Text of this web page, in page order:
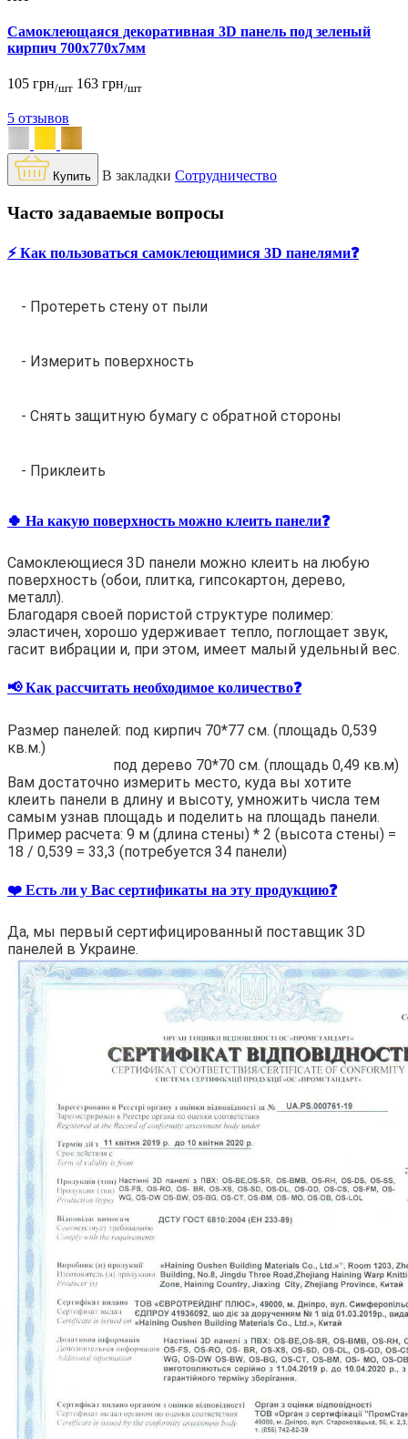
Самоклеющаяся декоративная 3D панель под зеленый
кирпич 700x770x7мм
105 грн/шт 163 грн/шт
5 отзывов
Купить В закладки Сотрудничество
Часто задаваемые вопросы
⚡️ Как пользоваться самоклеющимися 3D панелями❓
- Протереть стену от пыли
- Измерить поверхность
- Снять защитную бумагу с обратной стороны
- Приклеить
🍀 На какую поверхность можно клеить панели❓
Самоклеющиеся 3D панели можно клеить на любую
поверхность (обои, плитка, гипсокартон, дерево,
металл).
Благодаря своей пористой структуре полимер:
эластичен, хорошо удерживает тепло, поглощает звук,
гасит вибрации и, при этом, имеет малый удельный вес.
📢 Как рассчитать необходимое количество❓
Размер панелей: под кирпич 70*77 см. (площадь 0,539
кв.м.)
под дерево 70*70 см. (площадь 0,49 кв.м)
Вам достаточно измерить место, куда вы хотите
клеить панели в длину и высоту, умножить числа тем
самым узнав площадь и поделить на площадь панели.
Пример расчета: 9 м (длина стены) * 2 (высота стены) =
18 / 0,539 = 33,3 (потребуется 34 панели)
❤️ Есть ли у Вас сертификаты на эту продукцию❓
Да, мы первый сертифицированный поставщик 3D
панелей в Украине.